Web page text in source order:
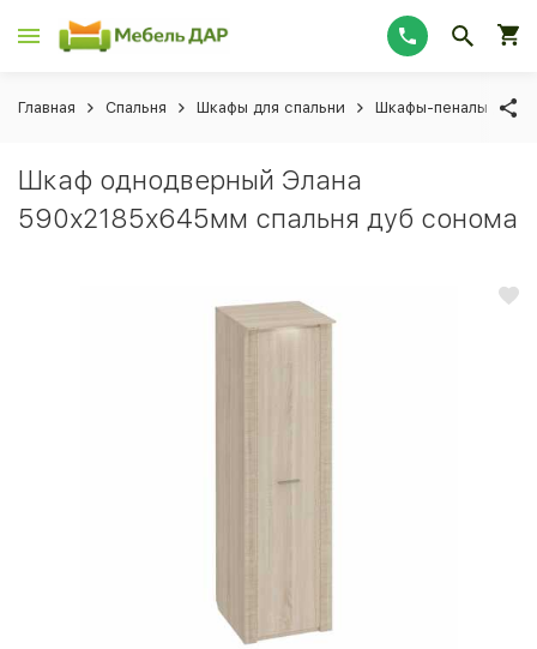
Главная Спальня Шкафы для спальни Шкафы-пеналы для
Шкаф однодверный Элана
590х2185х645мм спальня дуб сонома